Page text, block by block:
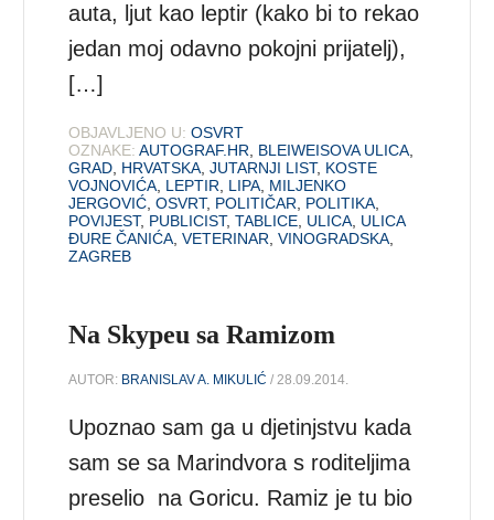
auta, ljut kao leptir (kako bi to rekao
jedan moj odavno pokojni prijatelj),
[…]
OBJAVLJENO U: OSVRT
OZNAKE: AUTOGRAF.HR, BLEIWEISOVA ULICA,
GRAD, HRVATSKA,JUTARNJI LIST, KOSTE
VOJNOVIĆA, LEPTIR, LIPA, MILJENKO
JERGOVIĆ,OSVRT, POLITIČAR, POLITIKA,
POVIJEST, PUBLICIST,TABLICE, ULICA, ULICA
ĐURE ČANIĆA,VETERINAR,VINOGRADSKA,
ZAGREB
Na Skypeu sa Ramizom
AUTOR: BRANISLAV A. MIKULIĆ / 28.09.2014.
Upoznao sam ga u djetinjstvu kada
sam se sa Marindvora s roditeljima
preselio na Goricu. Ramiz je tu bio